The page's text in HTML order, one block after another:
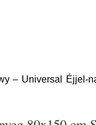
– Universal